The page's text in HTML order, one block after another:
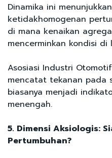
Dinamika ini
ketidakhomogenan
di mana kenaikan
mencerminkan kondisi di
Asosiasi Industri
mencatat tekanan pada
biasanya menjadi
menengah.
5. Dimensi Aksiologis:
Pertumbuhan?